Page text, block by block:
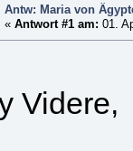
Antw: Maria von
«Antwort #1 am: 01.
Videre,